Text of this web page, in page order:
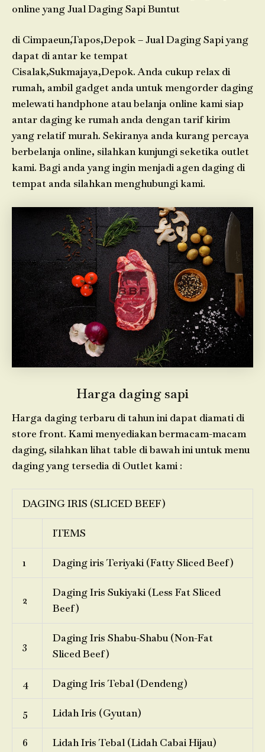
online yang Jual Daging Sapi Buntut
di Cimpaeun,Tapos,Depok – Jual Daging Sapi yang
dapat di antar ke tempat
Cisalak,Sukmajaya,Depok. Anda cukup relax di
rumah, ambil gadget anda untuk mengorder daging
melewati handphone atau belanja online kami siap
antar daging ke rumah anda dengan tarif kirim
yang relatif murah. Sekiranya anda kurang percaya
berbelanja online, silahkan kunjungi seketika outlet
kami. Bagi anda yang ingin menjadi agen daging di
tempat anda silahkan menghubungi kami.
Harga daging sapi
Harga daging terbaru di tahun ini dapat diamati di
store front. Kami menyediakan bermacam-macam
daging, silahkan lihat table di bawah ini untuk menu
daging yang tersedia di Outlet kami :
DAGING IRIS (SLICED BEEF)
ITEMS
1 Daging iris Teriyaki (Fatty Sliced Beef)
2
Daging Iris Sukiyaki (Less Fat Sliced
Beef)
3
Daging Iris Shabu-Shabu (Non-Fat
Sliced Beef)
4 Daging Iris Tebal (Dendeng)
5 Lidah Iris (Gyutan)
6 Lidah Iris Tebal (Lidah Cabai Hijau)